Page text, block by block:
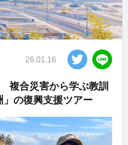
26.01.16
合災害から学ぶ教訓
」の復興支援ツアー